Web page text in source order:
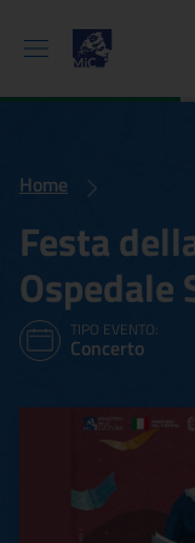
Home
Festa
Ospedale
TIPO EVENTO:
Concerto
Festa